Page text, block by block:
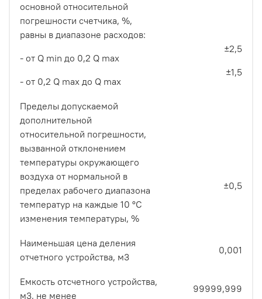
основной относительной
погрешности счетчика, %,
равны в диапазоне расходов:
- от Q min до 0,2 Q max
- от 0,2 Q max до Q max
±2,5
±1,5
Пределы допускаемой
дополнительной
относительной погрешности,
вызванной отклонением
температуры окружающего
воздуха от нормальной в
пределах рабочего диапазона
температур на каждые 10 °С
изменения температуры, %
±0,5
Наименьшая цена деления
отчетного устройства, м3
0,001
Емкость отсчетного устройства,
м3, не менее
99999,999